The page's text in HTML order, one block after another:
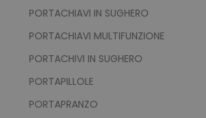
PORTACHIAVI IN SUGHERO
PORTACHIAVI MULTIFUNZIONE
PORTACHIVI IN SUGHERO
PORTAPILLOLE
PORTAPRANZO